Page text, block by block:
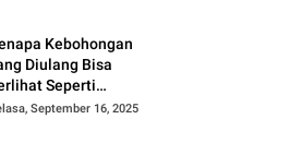
Kebohongan
Diulang Bisa
Seperti
Ini
September 16, 2025